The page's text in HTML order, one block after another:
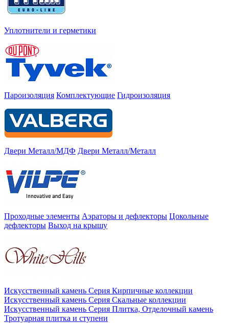
Уплотнители и герметики
Пароизоляция Комплектующие Гидроизоляция
Двери Металл/МДФ Двери Металл/Металл
Проходные элементы Аэраторы и дефлекторы Цокольные
дефлекторы Выход на крышу
Искусственный камень Серия Кирпичные коллекции
Искусственный камень Серия Скальные коллекции
Искусственный камень Серия Плитка, Отделочный камень
Тротуарная плитка и ступени